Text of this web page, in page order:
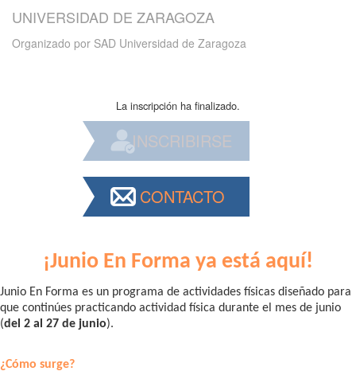
UNIVERSIDAD DE ZARAGOZA
Organizado por SAD Universidad de Zaragoza
La inscripción ha finalizado.
INSCRIBIRSE
CONTACTO
¡Junio En Forma ya está aquí!
Junio En Forma es un programa de actividades físicas diseñado para
que continúes practicando actividad física durante el mes de junio
(del 2 al 27 de junio).
¿Cómo surge?